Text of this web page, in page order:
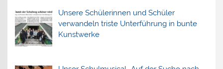
Unsere Schülerinnen und Schüler
verwandeln triste Unterführung in bunte
Kunstwerke